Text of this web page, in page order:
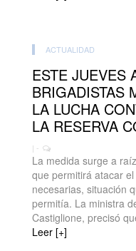
ACTUALIDAD
ESTE JUEVES
BRIGADISTAS
LA LUCHA
LA RESERVA
| -
La medida surge a
que permitirá atacar
necesarias, situación
permitía. La ministra
Castiglione, precisó
Leer [+]